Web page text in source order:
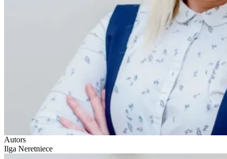
Autors
Ilga Neretniece